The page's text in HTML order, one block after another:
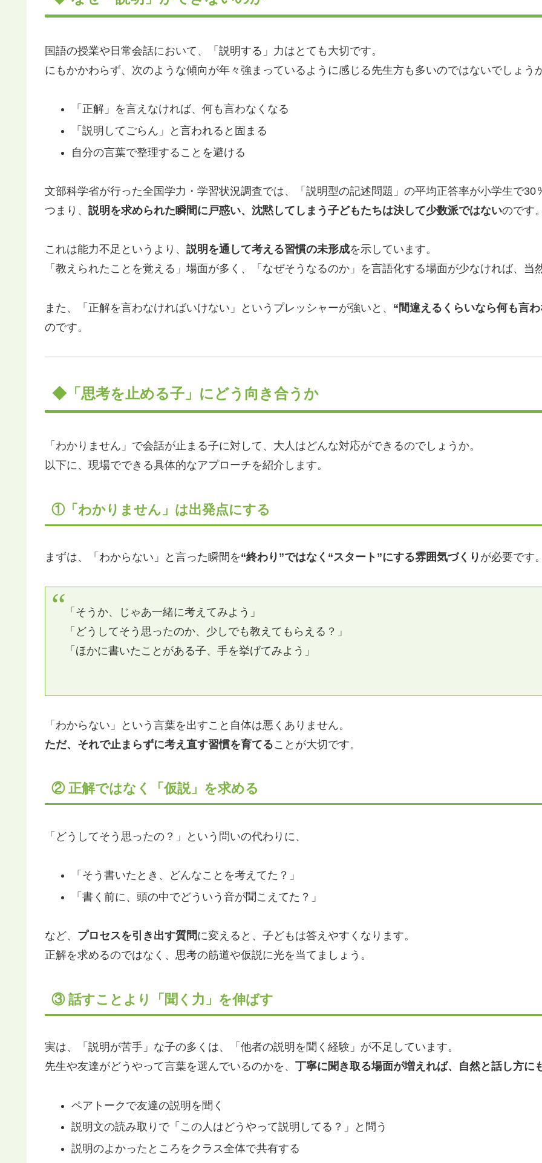
国語の授業や日常会話において、「説明する」力はとても大切です。
にもかかわらず、次のような傾向が年々強まっているように感じる先生方も多いのではないでしょう
「正解」を言えなければ、何も言わなくなる
「説明してごらん」と言われると固まる
自分の言葉で整理することを避ける
文部科学省が行った全国学力・学習状況調査では、「説明型の記述問題」の平均正答率が小学生で
つまり、 説明を求められた瞬間に戸惑い、沈黙してしまう子どもたちは決して少数派ではないのです
これは能力不足というより、 説明を通して考える習慣の未形成を示しています。
「教えられたことを覚える」場面が多く、「なぜそうなるのか」を言語化する場面が少なければ、当
また、「正解を言わなければいけない」というプレッシャーが強いと、 “間違えるくらいなら何も言
のです。
◆「思考を止める子」にどう向き合うか
「わかりません」で会話が止まる子に対して、大人はどんな対応ができるのでしょうか。
以下に、現場でできる具体的なアプローチを紹介します。
①「わかりません」は出発点にする
まずは、「わからない」と言った瞬間を“終わり”ではなく“スタート”にする雰囲気づくり が必要です
「そうか、じゃあ一緒に考えてみよう」
「どうしてそう思ったのか、少しでも教えてもらえる？」
「ほかに書いたことがある子、手を挙げてみよう」
「わからない」という言葉を出すこと自体は悪くありません。
ただ、それで止まらずに考え直す習慣を育てることが大切です。
② 正解ではなく「仮説」を求める
「どうしてそう思ったの？」という問いの代わりに、
「そう書いたとき、どんなことを考えてた？」
「書く前に、頭の中でどういう音が聞こえてた？」
など、 プロセスを引き出す質問に変えると、子どもは答えやすくなります。
正解を求めるのではなく、思考の筋道や仮説に光を当てましょう。
③ 話すことより「聞く力」を伸ばす
実は、「説明が苦手」な子の多くは、「他者の説明を聞く経験」が不足しています。
先生や友達がどうやって言葉を選んでいるのかを、 丁寧に聞き取る場面が増えれば、自然と話し方に
ペアトークで友達の説明を聞く
説明文の読み取りで「この人はどうやって説明してる？」と問う
説明のよかったところをクラス全体で共有する